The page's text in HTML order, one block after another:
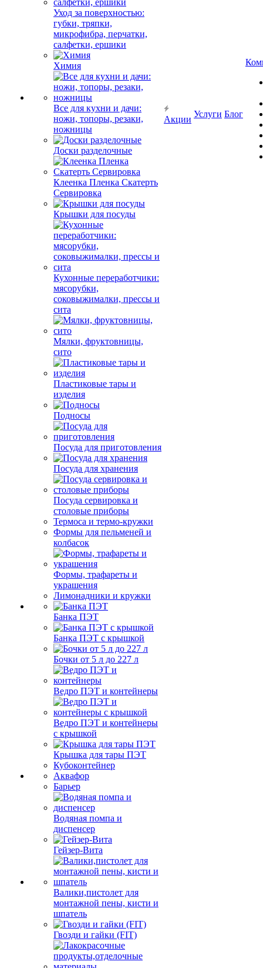
Уход за поверхностью:
губки, тряпки,
микрофибра, перчатки,
салфетки, ершики
Химия
Все для кухни и дачи:
ножи, топоры, резаки,
ножницы
Доски разделочные
Клеенка Пленка Скатерть
Сервировка
Крышки для посуды
Кухонные переработчики:
мясорубки,
соковыжималки, прессы и
сита
Мялки, фруктовницы,
сито
Пластиковые тары и
изделия
Подносы
Посуда для приготовления
Посуда для хранения
Посуда сервировка и
столовые приборы
Термоса и термо-кружки
Формы для пельменей и
колбасок
Формы, трафареты и
украшения
Лимонадники и кружки
Банка ПЭТ
Банка ПЭТ с крышкой
Бочки от 5 л до 227 л
Ведро ПЭТ и контейнеры
Ведро ПЭТ и контейнеры
с крышкой
Крышка для тары ПЭТ
Кубоконтейнер
Аквафор
Барьер
Водяная помпа и
диспенсер
Гейзер-Вита
Валики,пистолет для
монтажной пены, кисти и
шпатель
Гвозди и гайки (FIT)
Акции
Услуги Блог